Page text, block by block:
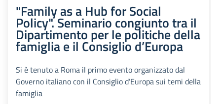
"Family as a Hub for Social
Policy". Seminario congiunto tra il
Dipartimento per le politiche della
famiglia e il Consiglio d’Europa
Si è tenuto a Roma il primo evento organizzato dal
Governo italiano con il Consiglio d’Europa sui temi della
famiglia